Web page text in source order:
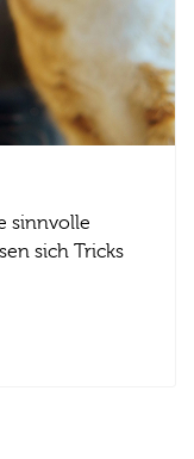
sinnvolle
sich Tricks